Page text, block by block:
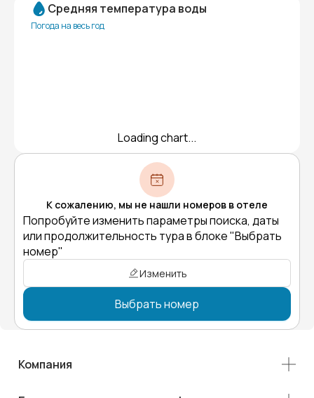
Средняя температура воды
Погода на весь год
Loading chart...
К сожалению, мы не нашли номеров в отеле
Попробуйте изменить параметры поиска, даты
или продолжительность тура в блоке "Выбрать
номер"
Изменить
Выбрать номер
Компания